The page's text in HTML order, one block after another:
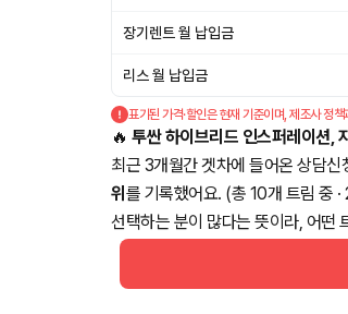
장기렌트 월 납입금
리스 월 납입금
표기된 가격·할인은 현재 기준이며, 제조사 정
🔥 투싼 하이브리드 인스퍼레이션,
최근 3개월간 겟차에 들어온 상담신
위 를 기록했어요. (총 10개 트림 중
선택하는 분이 많다는 뜻이라, 어떤